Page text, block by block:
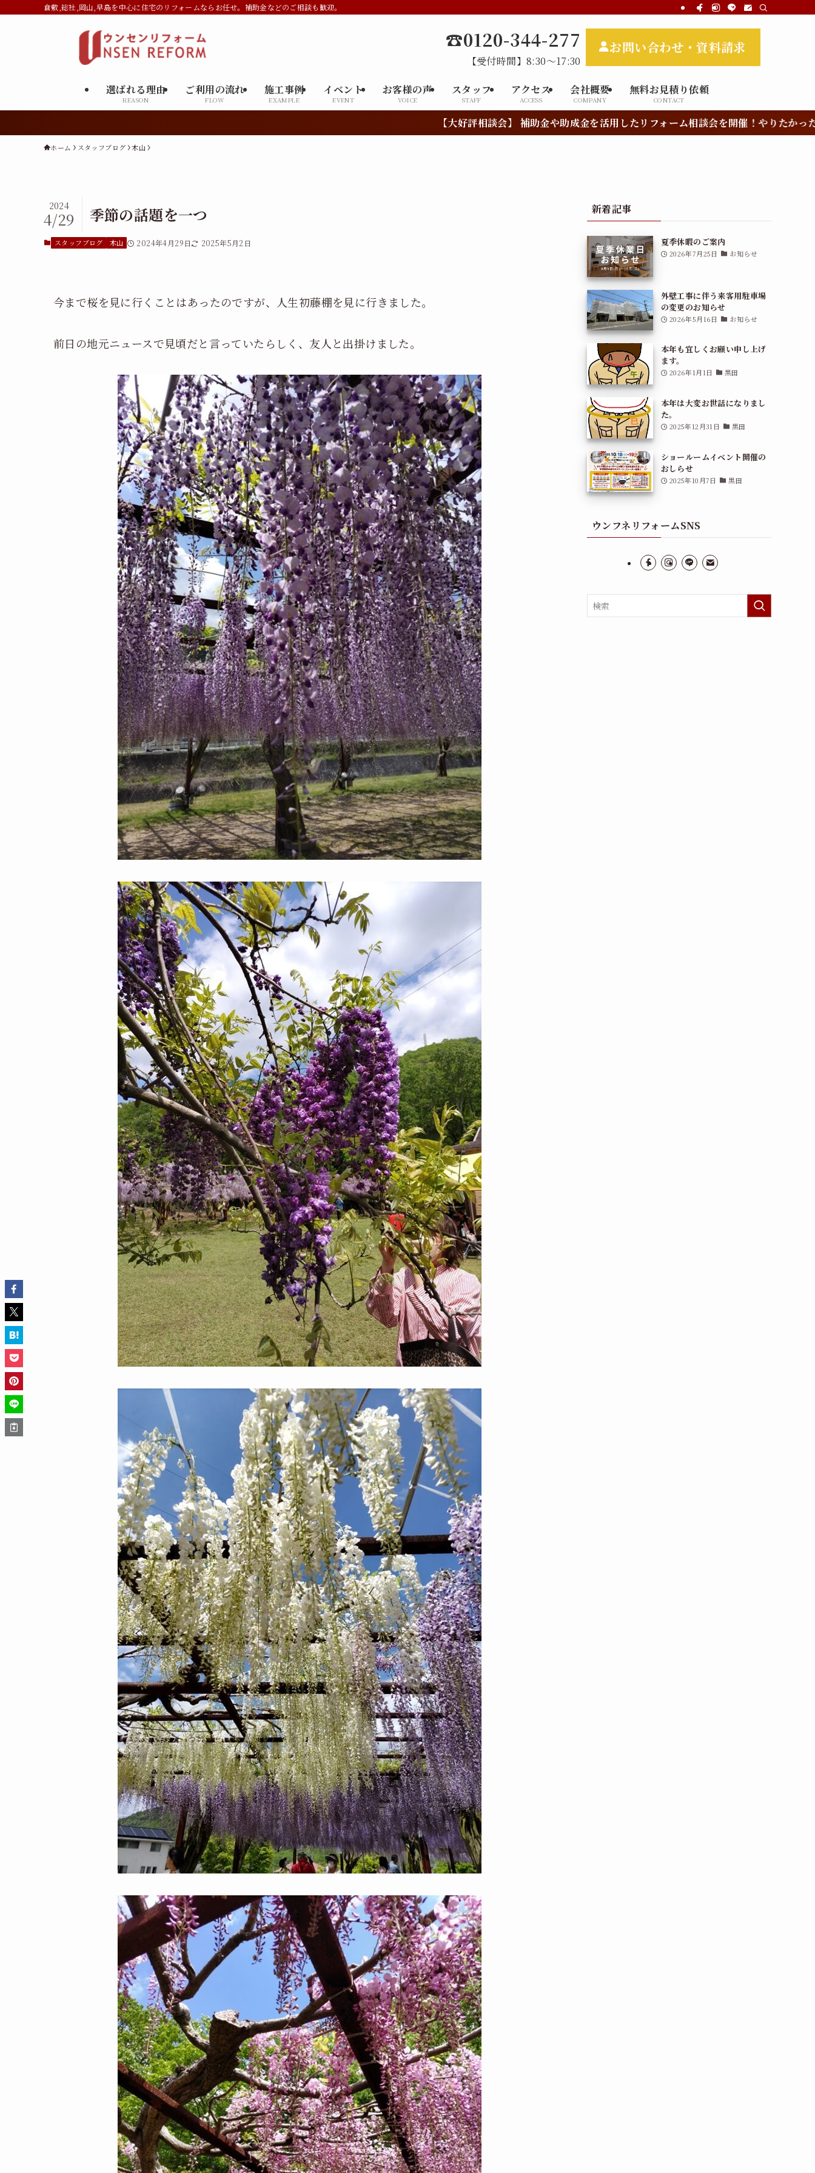
倉敷,総社,岡山,早島を中心に住宅のリフォームならお任せ。補助金などのご相談も歓迎。
選ばれる理由
REASON
ご利用の流れ
FLOW
施工事例
EXAMPLE
イベント
EVENT
お客様の声
VOICE
スタッフ
STAFF
アクセス
ACCESS
会社概要
COMPANY
無料お見積り依頼
CONTACT
☎0120-344-277
【受付時間】8:30～17:30
お問い合わせ・資料請求
【大好評相談会】 補助金や助成金を活用したリフォーム相談会を開催！やりたかったリフォームがお得にで
ホーム スタッフブログ 木山
季節の話題を一つ
2024
4/29
スタッフブログ 木山 2024年4月29日 2025年5月2日
今まで桜を見に行くことはあったのですが、人生初藤棚を見に行きました。
前日の地元ニュースで見頃だと言っていたらしく、友人と出掛けました。
新着記事
夏季休暇のご案内
2026年7月25日 お知らせ
外壁工事に伴う来客用駐車場
の変更のお知らせ
2026年5月16日 お知らせ
本年も宜しくお願い申し上げ
ます。
2026年1月1日 黒田
本年は大変お世話になりまし
た。
2025年12月31日 黒田
ショールームイベント開催の
おしらせ
2025年10月7日 黒田
ウンフネリフォームSNS